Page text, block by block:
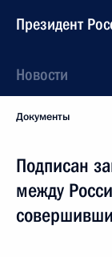
Президент
Новости
Документы
Подписан
между